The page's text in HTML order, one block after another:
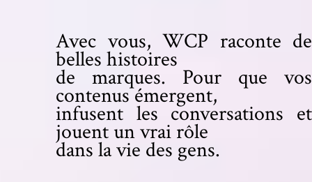
Avec vous, WCP raconte de
belles histoires
de marques. Pour que vos
contenus émergent,
infusent les conversations et
jouent un vrai rôle
dans la vie des gens.